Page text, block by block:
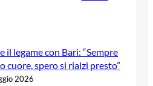
il legame con Bari: “Sempre
cuore, spero si rialzi presto”
2026